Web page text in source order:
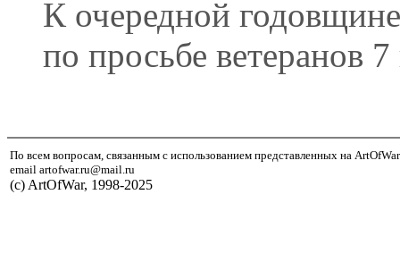
К очередной
по просьбе ветеранов 7
По всем вопросам, связанным с использованием представленных на
email artofwar.ru@mail.ru
(с) ArtOfWar, 1998-2025